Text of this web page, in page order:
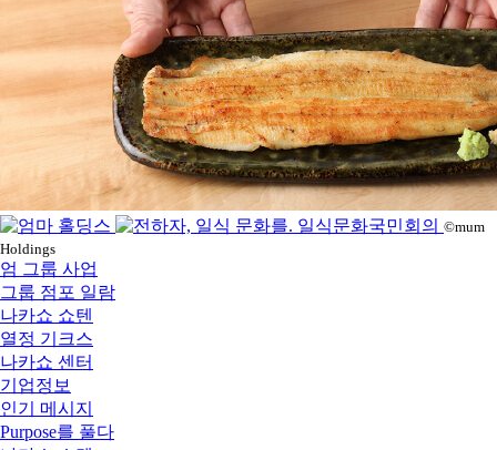
©mum
Holdings
엄 그룹 사업
그룹 점포 일람
나카쇼 쇼텐
열정 기크스
나카쇼 센터
기업정보
인기 메시지
Purpose를 풀다